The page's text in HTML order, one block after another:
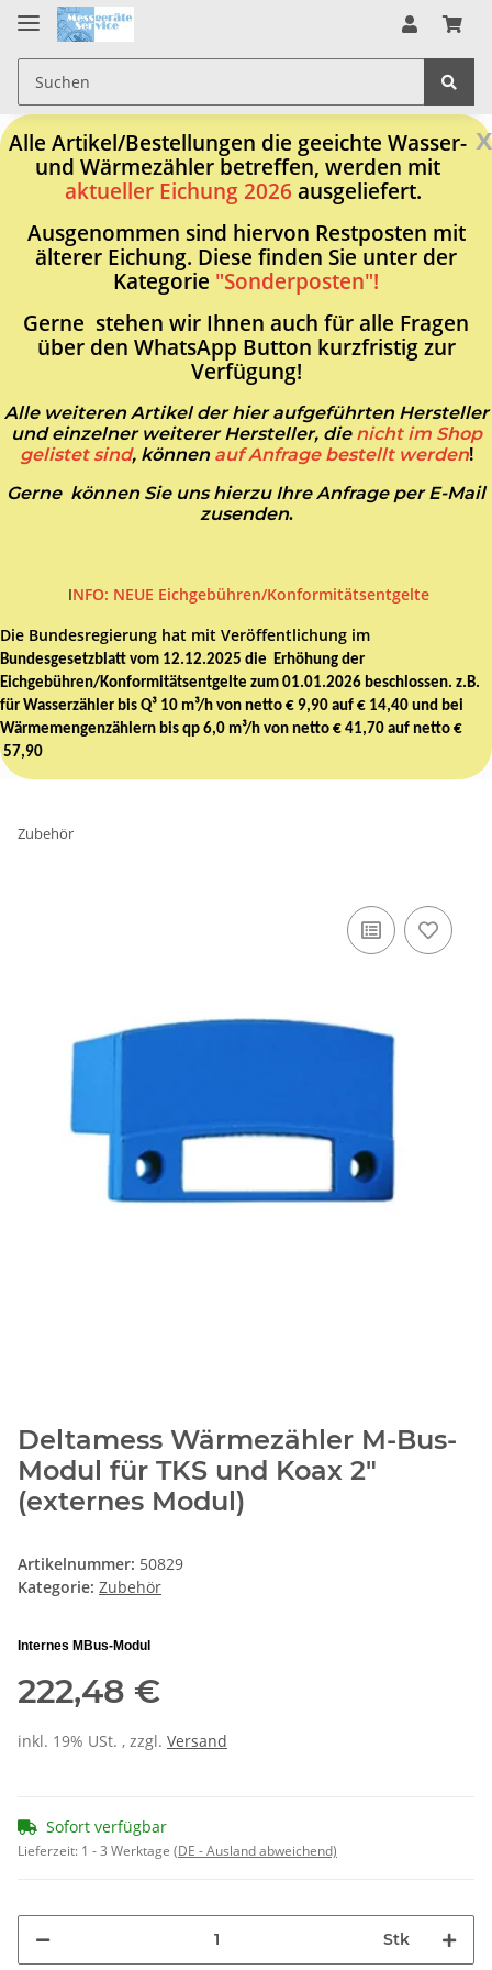
x
Alle Artikel/Bestellungen die geeichte Wasser-
und Wärmezähler betreffen, werden mit
aktueller Eichung 2026 ausgeliefert.
Ausgenommen sind hiervon Restposten mit
älterer Eichung. Diese finden Sie unter der
Kategorie "Sonderposten"!
Gerne stehen wir Ihnen auch für alle Fragen
über den WhatsApp Button kurzfristig zur
Verfügung!
Alle weiteren Artikel der hier aufgeführten Hersteller
und einzelner weiterer Hersteller, die nicht im Shop
gelistet sind, können auf Anfrage bestellt werden!
Gerne können Sie uns hierzu Ihre Anfrage per E-Mail
zusenden.
INFO: NEUE Eichgebühren/Konformitätsentgelte
Die Bundesregierung hat mit Veröffentlichung im
Bundesgesetzblatt vom 12.12.2025 die Erhöhung der
Eichgebühren/Konformitätsentgelte zum 01.01.2026 beschlossen. z.B.
für Wasserzähler bis Q³ 10 m³/h von netto € 9,90 auf € 14,40 und bei
Wärmemengenzählern bis qp 6,0 m³/h von netto € 41,70 auf netto €
57,90
Zubehör
Deltamess Wärmezähler M-Bus-
Modul für TKS und Koax 2"
(externes Modul)
Artikelnummer: 50829
Kategorie: Zubehör
Internes MBus-Modul
222,48 €
inkl. 19% USt. , zzgl. Versand
Sofort verfügbar
Lieferzeit: 1 - 3 Werktage (DE - Ausland abweichend)
Stk